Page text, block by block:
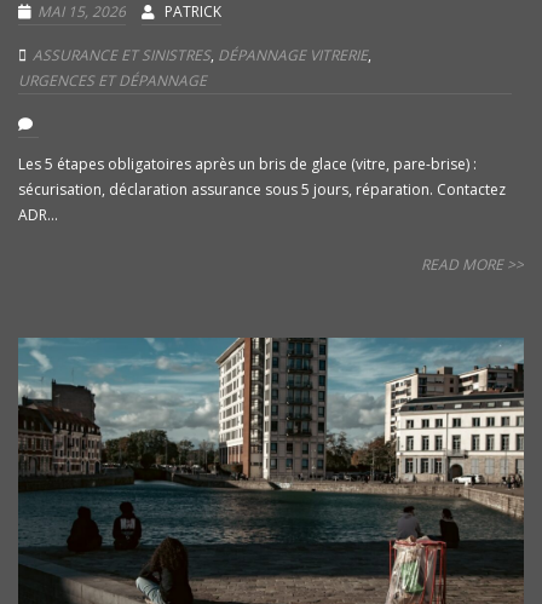
MAI 15, 2026 PATRICK
ASSURANCE ET SINISTRES, DÉPANNAGE VITRERIE,
URGENCES ET DÉPANNAGE
Les 5 étapes obligatoires après un bris de glace (vitre, pare-brise) :
sécurisation, déclaration assurance sous 5 jours, réparation. Contactez
ADR...
READ MORE >>